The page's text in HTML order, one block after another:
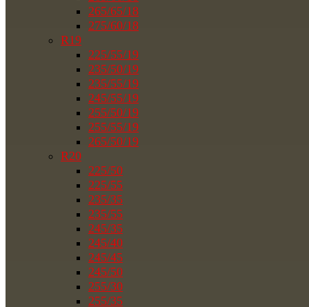
265/65/18
275/60/18
R19
225/55/19
235/50/19
235/55/19
245/55/19
255/50/19
255/55/19
265/50/19
R20
225/50
225/55
235/35
235/55
245/35
245/40
245/45
245/50
255/30
255/35